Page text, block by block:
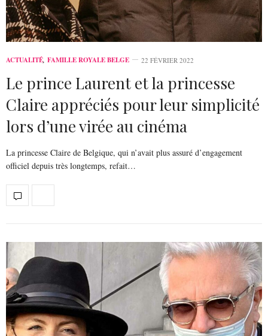
ACTUALITÉ, FAMILLE ROYALE BELGE 22 FÉVRIER 2022
Le prince Laurent et la princesse
Claire appréciés pour leur simplicité
lors d’une virée au cinéma
La princesse Claire de Belgique, qui n’avait plus assuré d’engagement
officiel depuis très longtemps, refait…